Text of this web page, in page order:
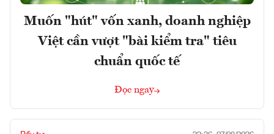
Muốn "hút" vốn xanh, doanh nghiệp
Việt cần vượt "bài kiểm tra" tiêu
chuẩn quốc tế
Đọc ngay